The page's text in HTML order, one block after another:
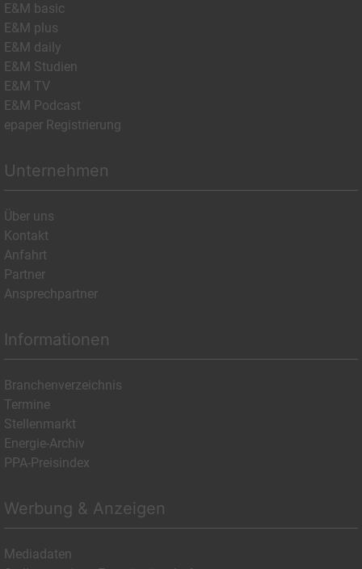
E&M basic
E&M plus
E&M daily
E&M Studien
E&M TV
E&M Podcast
epaper Registrierung
Unternehmen
Über uns
Kontakt
Anfahrt
Partner
Ansprechpartner
Informationen
Branchenverzeichnis
Termine
Stellenmarkt
Energie-Archiv
PPA-Preisindex
Werbung & Anzeigen
Mediadaten